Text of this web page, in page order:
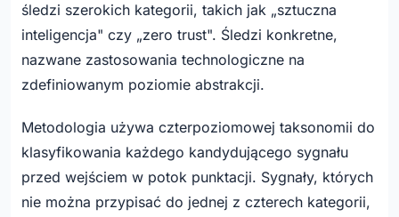
śledzi szerokich kategorii, takich jak „sztuczna
inteligencja" czy „zero trust". Śledzi konkretne,
nazwane zastosowania technologiczne na
zdefiniowanym poziomie abstrakcji.
Metodologia używa czterpoziomowej taksonomii do
klasyfikowania każdego kandydującego sygnału
przed wejściem w potok punktacji. Sygnały, których
nie można przypisać do jednej z czterech kategorii,